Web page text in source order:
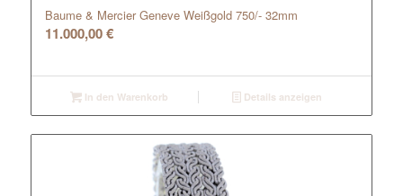
Baume & Mercier Geneve Weißgold 750/- 32mm
11.000,00€
In den Warenkorb Details anzeigen